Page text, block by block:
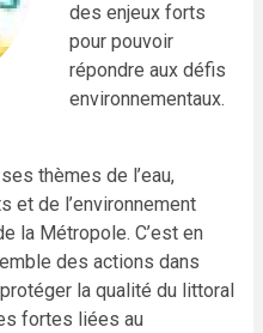
des enjeux forts
pour pouvoir
répondre aux défis
environnementaux.
thèmes de l’eau,
et de l’environnement
la Métropole. C’est en
des actions dans
la qualité du littoral
fortes liées au